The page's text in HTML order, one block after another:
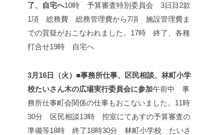
了、自宅へ10時 予算審査特別委員会 3日目 2款
1項 総務費 総務管理費から7項 施設管理費ま
での質疑がおこなわれました。 17時 終了、各種
打合せ19時 自宅へ
3月16日（火）■事務所仕事、区民相談、林町小学
校たいさん木の広場実行委員会に参加午前中 事
務所仕事町会関係の仕事もおこないました。 11時
30分 区民相談13時 控室にてあすの予算審査の
準備等18時 終了18時30分 林町小学校 たいさ